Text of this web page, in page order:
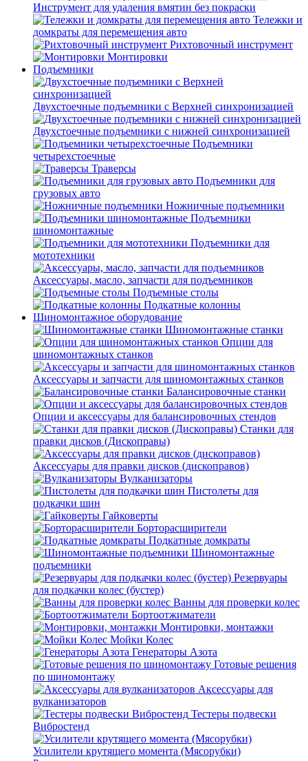
Инструмент для удаления вмятин без покраски
Тележки и
домкраты для перемещения авто
Рихтовочный инструмент
Монтировки
Подъемники
Двухстоечные подъемники с Верхней синхронизацией
Двухстоечные подъемники с нижней синхронизацией
Подъемники
четырехстоечные
Траверсы
Подъемники для
грузовых авто
Ножничные подъемники
Подъемники
шиномонтажные
Подъемники для
мототехники
Аксессуары, масло, запчасти для подъемников
Подъемные столы
Подкатные колонны
Шиномонтажное оборудование
Шиномонтажные станки
Опции для
шиномонтажных станков
Аксессуары и запчасти для шиномонтажных станков
Балансировочные станки
Опции и аксессуары для балансировочных стендов
Станки для
правки дисков (Дископравы)
Аксессуары для правки дисков (дископравов)
Вулканизаторы
Пистолеты для
подкачки шин
Гайковерты
Борторасширители
Подкатные домкраты
Шиномонтажные
подъемники
Резервуары
для подкачки колес (бустер)
Ванны для проверки колес
Бортоотжиматели
Монтировки, монтажки
Мойки Колес
Генераторы Азота
Готовые решения
по шиномонтажу
Аксессуары для
вулканизаторов
Тестеры подвески
Вибростенд
Усилители крутящего момента (Мясорубки)